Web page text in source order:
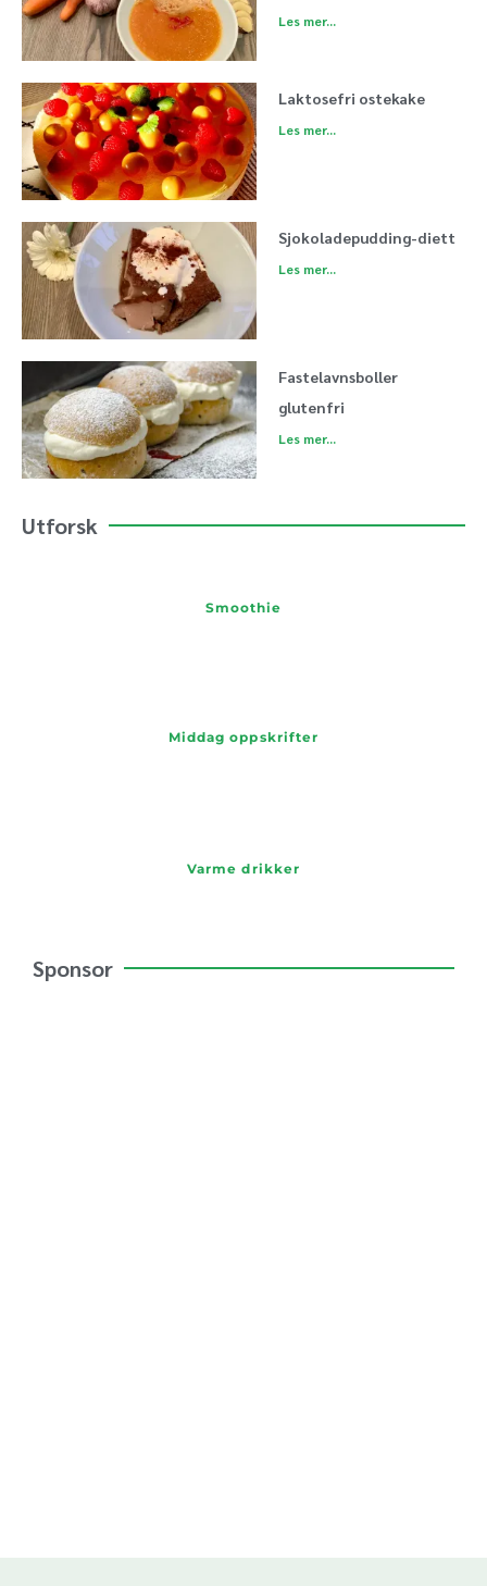
Les mer...
Laktosefri ostekake
Les mer...
Sjokoladepudding-diett
Les mer...
Fastelavnsboller
glutenfri
Les mer...
Utforsk
Smoothie
Middag oppskrifter
Varme drikker
Sponsor